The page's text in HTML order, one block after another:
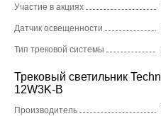
Участие в акциях
Датчик освещенности
Тип трековой системы
Трековый светильник
12W3K-B
Производитель